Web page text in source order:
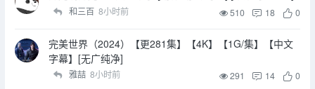
和三百 8小时前 510 18 0
完美世界（2024）【更281集】【4K】【1G/集】【中文
字幕】[无广纯净]
雅喆 8小时前 291 14 0